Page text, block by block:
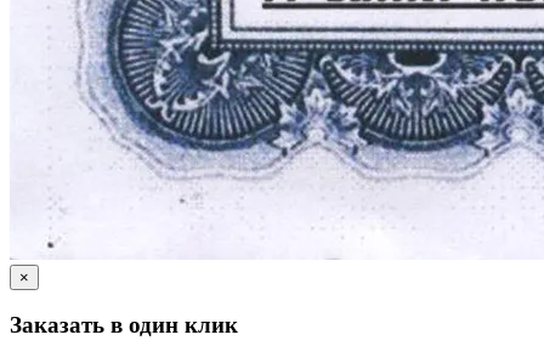
×
Заказать в один клик